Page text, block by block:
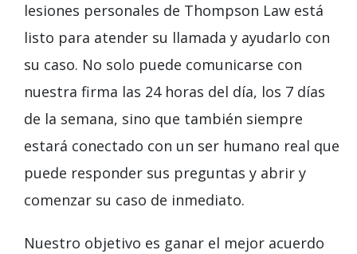
lesiones personales de Thompson Law está
listo para atender su llamada y ayudarlo con
su caso. No solo puede comunicarse con
nuestra firma las 24 horas del día, los 7 días
de la semana, sino que también siempre
estará conectado con un ser humano real que
puede responder sus preguntas y abrir y
comenzar su caso de inmediato.
Nuestro objetivo es ganar el mejor acuerdo